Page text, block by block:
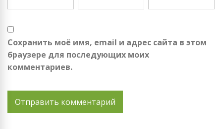
Сохранить моё имя, email и адрес сайта в этом
браузере для последующих моих
комментариев.